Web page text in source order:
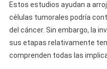
Estos estudios ayudan a
células tumorales podría
del cáncer. Sin embargo, la
sus etapas relativamente
comprenden todas las